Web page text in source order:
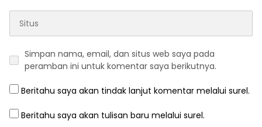
Simpan nama, email, dan situs web saya pada
peramban ini untuk komentar saya berikutnya.
Beritahu saya akan tindak lanjut komentar melalui surel.
Beritahu saya akan tulisan baru melalui surel.